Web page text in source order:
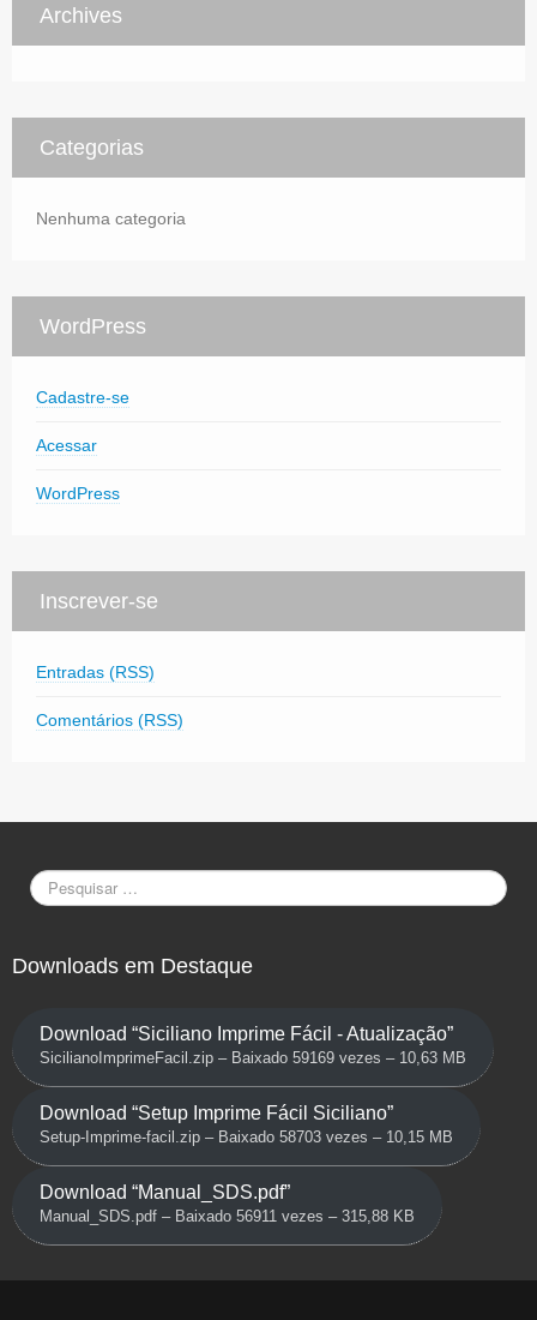
Archives
Categorias
Nenhuma categoria
WordPress
Cadastre-se
Acessar
WordPress
Inscrever-se
Entradas (RSS)
Comentários (RSS)
Downloads em Destaque
Download “Siciliano Imprime Fácil - Atualização”
SicilianoImprimeFacil.zip – Baixado 59169 vezes – 10,63 MB
Download “Setup Imprime Fácil Siciliano”
Setup-Imprime-facil.zip – Baixado 58703 vezes – 10,15 MB
Download “Manual_SDS.pdf”
Manual_SDS.pdf – Baixado 56911 vezes – 315,88 KB